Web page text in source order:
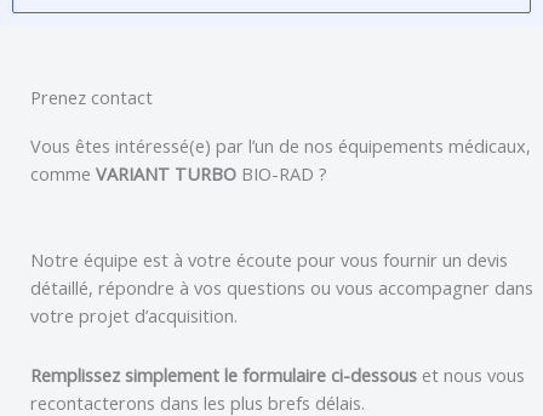
Prenez contact
Vous êtes intéressé(e) par l’un de nos équipements médicaux,
comme VARIANT TURBO BIO-RAD ?
Notre équipe est à votre écoute pour vous fournir un devis
détaillé, répondre à vos questions ou vous accompagner dans
votre projet d’acquisition.
Remplissez simplement le formulaire ci-dessous et nous vous
recontacterons dans les plus brefs délais.